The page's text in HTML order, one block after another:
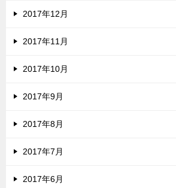
2017年12月
2017年11月
2017年10月
2017年9月
2017年8月
2017年7月
2017年6月